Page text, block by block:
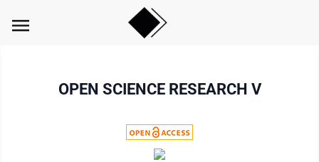
menu
OPEN SCIENCE RESEARCH V